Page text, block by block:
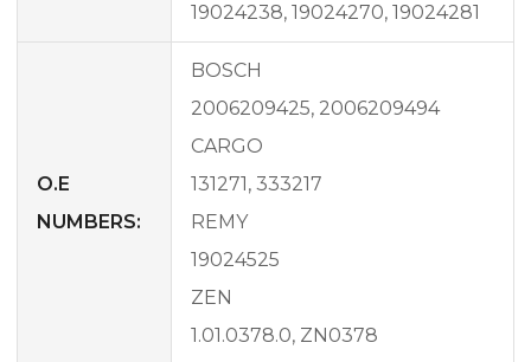
19024238, 19024270, 19024281
O.E
NUMBERS:
BOSCH
2006209425, 2006209494
CARGO
131271, 333217
REMY
19024525
ZEN
1.01.0378.0, ZN0378